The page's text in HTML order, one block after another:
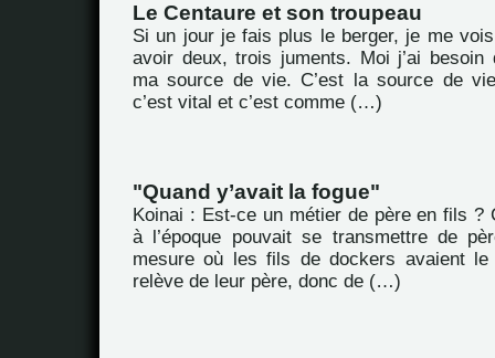
Le Centaure et son troupeau
Si un jour je fais plus le berger, je me
avoir deux, trois juments. Moi j’ai besoin
ma source de vie. C’est la source de
c’est vital et c’est comme (…)
"Quand y’avait la fogue"
Koinai : Est-ce un métier de père en fils ?
à l’époque pouvait se transmettre de
mesure où les fils de dockers avaient
relève de leur père, donc de (…)